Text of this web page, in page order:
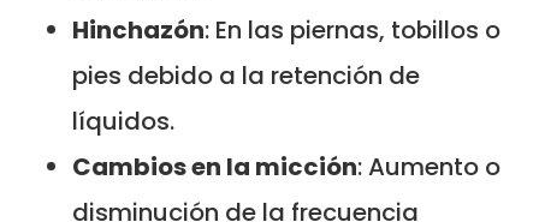
Hinchazón: En las piernas, tobillos o
pies debido a la retención de
líquidos.
Cambios en la micción: Aumento o
disminución de la frecuencia